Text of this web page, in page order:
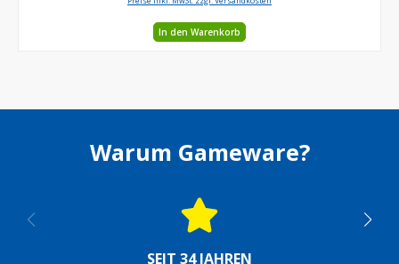
In den Warenkorb
Warum Gameware?
SEIT 34 JAHREN